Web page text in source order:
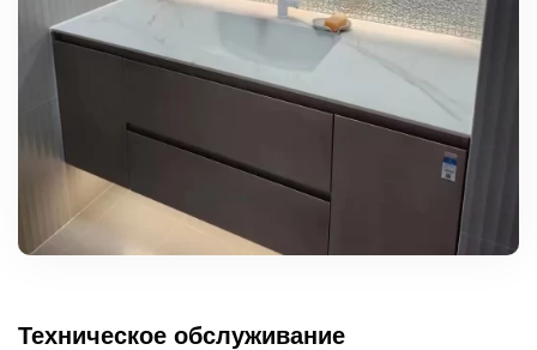
Техническое обслуживание